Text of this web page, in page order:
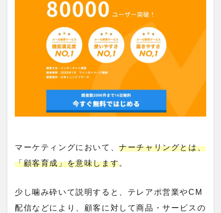
マーケティングにおいて、ナーチャリングとは、
「顧客育成」を意味します。
少し噛み砕いて説明すると、テレアポ営業やCM
配信などにより、顧客に対して商品・サービスの